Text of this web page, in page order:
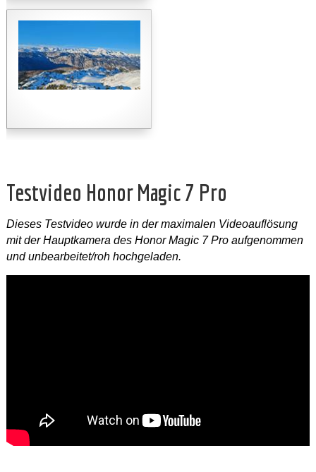
Testvideo Honor Magic 7 Pro
Dieses Testvideo wurde in der maximalen Videoauflösung
mit der Hauptkamera des Honor Magic 7 Pro aufgenommen
und unbearbeitet/roh hochgeladen.